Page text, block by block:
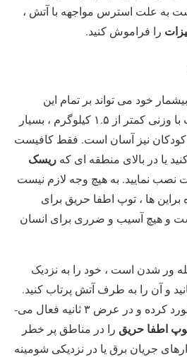
به علت استرس مواجهه با آتش ،
را فراموش کنید.
خود می ­تواند بر تمام این
مشکلات غلبه کند. این توپ با وزنی کمتر از ۱.۵ کیلوگرم ، بسیار
نیز آسان است. فقط کافیست
یا در بالای منطقه ای که ریسک
نصب نمایید. به هیچ وجه لازم نیست
ها ، توپ اطفا حریق برای
و هیچ آسیب و ضرری برای انسان
ور شدن است ، خود را به نزدیک
و آن را به طرف آتش پرتاب کنید.
توپ با شعله­ های آتش برخورد کرده و در عرض ۳ ثانیه فعال می­
اطفا حریق را در مناطق پر خطر
جریان برق یا در نزدیکی شومینه